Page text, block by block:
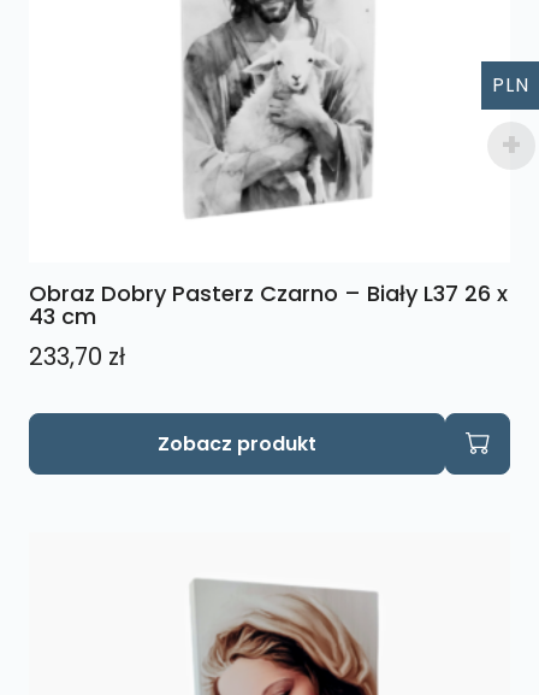
Obraz Dobry Pasterz Czarno – Biały L37 26 x
43 cm
233,70 zł
Zobacz produkt
PLN